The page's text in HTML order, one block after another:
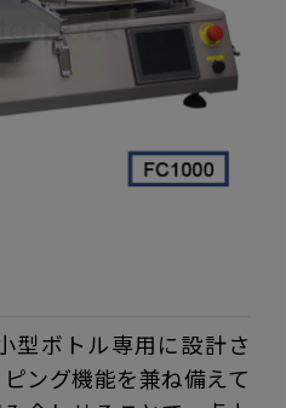
型ボトル専用に設計さ
ング機能を兼ね備えて